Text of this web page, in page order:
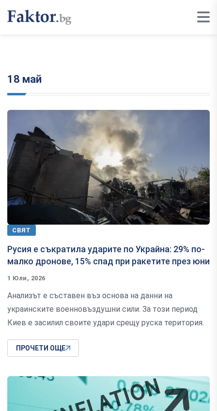
18 май
СВЯТ
Русия е съкратила ударите по Украйна: 29% по-
малко дронове, 15% спад при ракетите през юни
1 Юли, 2026
Анализът е съставен въз основа на данни на
украинските военновъздушни сили. За този период
Киев е засилил своите удари срещу руска територия.
ПРОЧЕТИ ОЩЕ